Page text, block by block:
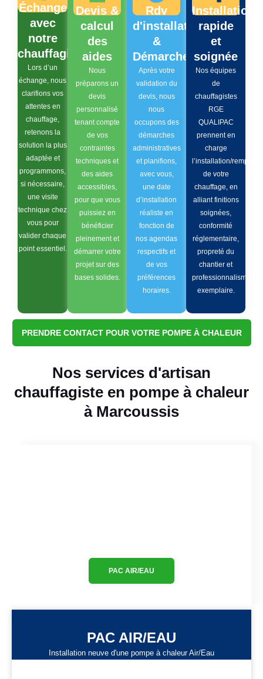
Échange
avec
notre
chauffagiste
Lors d’un
échange, nous
clarifions vos
attentes en
chauffage,
retenons la
solution la plus
adaptée et
programmons,
si nécessaire,
une visite
technique chez
vous pour
valider chaque
point essentiel.
Devis &
calcul
des
aides
Nous
préparons un
devis
personnalisé
tenant compte
de vos
contraintes
techniques et
des aides
accessibles,
pour que vous
puissiez en
bénéficier
pleinement et
démarrer votre
projet sur des
bases solides.
Rdv
d'installation
&
Démarches
Après votre
validation du
devis, nous
nous
occupons des
démarches
administratives
et planifions,
avec vous,
une date
d’installation
réaliste en
fonction de
nos agendas
respectifs et
de vos
préférences
horaires.
Installation
rapide
et
soignée
Nos équipes
de
chauffagistes
RGE
QUALIPAC
prennent en
charge
l’installation/
de votre
chauffage, en
alliant finitions
soignées,
conformité
réglementaire,
propreté du
chantier et
professionnalisme
exemplaire.
PRENDRE CONTACT POUR VOTRE POMPE À CHALEUR
Nos services d'artisan
chauffagiste en pompe à chaleur
à Marcoussis
PAC AIR/EAU
PAC AIR/EAU
Installation neuve d'une pompe à chaleur Air/Eau